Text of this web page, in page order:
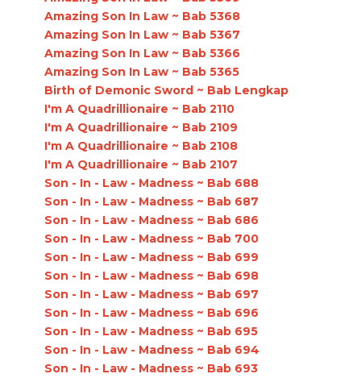
Amazing Son In Law ~ Bab 5368
Amazing Son In Law ~ Bab 5367
Amazing Son In Law ~ Bab 5366
Amazing Son In Law ~ Bab 5365
Birth of Demonic Sword ~ Bab Lengkap
I'm A Quadrillionaire ~ Bab 2110
I'm A Quadrillionaire ~ Bab 2109
I'm A Quadrillionaire ~ Bab 2108
I'm A Quadrillionaire ~ Bab 2107
Son - In - Law - Madness ~ Bab 688
Son - In - Law - Madness ~ Bab 687
Son - In - Law - Madness ~ Bab 686
Son - In - Law - Madness ~ Bab 700
Son - In - Law - Madness ~ Bab 699
Son - In - Law - Madness ~ Bab 698
Son - In - Law - Madness ~ Bab 697
Son - In - Law - Madness ~ Bab 696
Son - In - Law - Madness ~ Bab 695
Son - In - Law - Madness ~ Bab 694
Son - In - Law - Madness ~ Bab 693